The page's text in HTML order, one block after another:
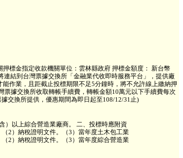
標金指定收款機關單位：雲林縣政府 押標金額度： 新台幣
結到台灣票據交換所「金融業代收即時服務平台」，提供廠
作業，且距截止投標期限不足5分鐘時，將不允許線上繳納押
據交換所收取轉帳手續費，轉帳金額10萬元以下手續費每次
交換所提供，優惠期間為即日起至108/12/31止)
）以上綜合營造業廠商。 二、投標時應附資
2）納稅證明文件。（3）當年度土木包工業
2）納稅證明文件。（3）當年度綜合營造業